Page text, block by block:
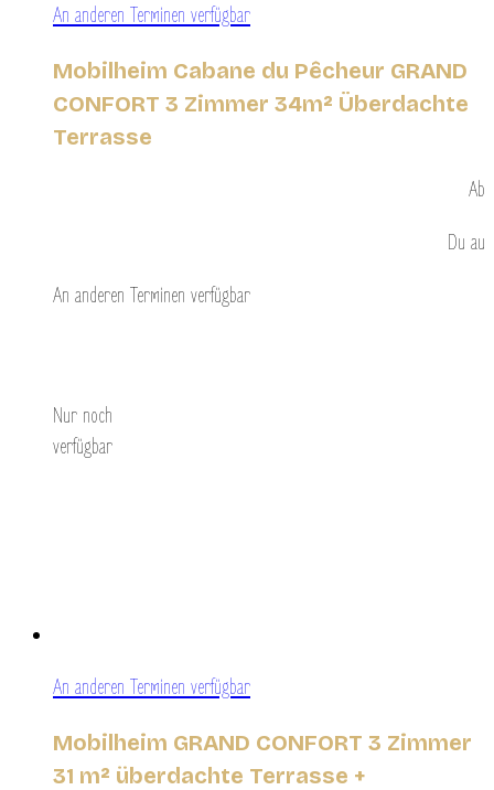
An anderen Terminen verfügbar
Mobilheim Cabane du Pêcheur GRAND
CONFORT 3 Zimmer 34m² Überdachte
Terrasse
Ab
Du au
An anderen Terminen verfügbar
Nur noch
verfügbar
An anderen Terminen verfügbar
Mobilheim GRAND CONFORT 3 Zimmer
31 m² überdachte Terrasse +